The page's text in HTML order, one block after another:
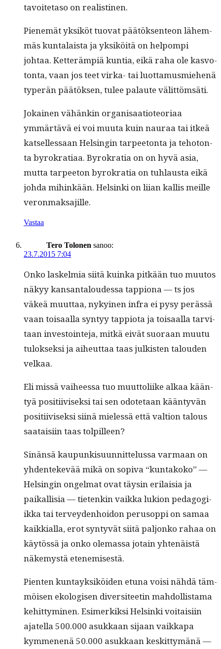
tavoite­ta­so on realistinen.
Pienemät yksiköt tuo­vat päätök­sen­teon lähem­
mäs kun­ta­laista ja yksiköitä on helpom­pi
johtaa. Ket­terämpiä kun­tia, eikä raha ole kasvo­
ton­ta, vaan jos teet vir­ka- tai luot­ta­mus­miehenä
type­r­än päätök­sen, tulee palaute välittömsäti.
Jokainen vähänkin organ­isaa­tio­teo­ri­aa
ymmärtävä ei voi muu­ta kuin nau­raa tai itkeä
kat­sel­lessaan Helsin­gin tarpee­ton­ta ja teho­ton­
ta byrokra­ti­aa. Byrokra­tia on on hyvä asia,
mut­ta tarpee­ton byrokra­tia on tuh­laus­ta eikä
joh­da mihinkään. Helsin­ki on liian kallis meille
veronmaksajille.
Vastaa
Tero Tolonen sanoo:
23.7.2015 7:04
Onko laskelmia siitä kuin­ka pitkään tuo muu­tos
näkyy kansan­taloudessa tap­pi­ona — ts jos
väkeä muut­taa, nykyi­nen infra ei pysy perässä
vaan toisaal­la syn­tyy tap­pi­o­ta ja toisaal­la tarvi­
taan investoin­te­ja, mitkä eivät suo­raan muu­tu
tulok­sek­si ja aiheut­taa taas julk­isten talouden
velkaa.
Eli mis­sä vai­heessa tuo muut­toli­ike alkaa kään­
tyä posi­ti­ivisek­si tai sen odote­taan kään­tyvän
posi­ti­ivisek­si siinä mielessä että val­tion talous
saataisi­in taas tolpilleen?
Sinän­sä kaupunkisu­un­nit­telus­sa var­maan on
yhden­tekevää mikä on sopi­va “kun­takoko” —
Helsin­gin ongel­mat ovat täysin eri­laisia ja
paikallisia — tietenkin vaik­ka lukion ped­a­gogi­
ik­ka tai ter­vey­den­hoidon peru­sop­pi on samaa
kaikkial­la, erot syn­tyvät siitä paljonko rahaa on
käytössä ja onko ole­mas­sa jotain yht­enäistä
näke­mys­tä etenemisestä.
Pien­ten kun­tayk­siköi­den etu­na voisi nähdä täm­
möisen ekol­o­gisen diver­si­teetin mah­dol­lis­ta­ma
kehit­tymi­nen. Esimerkik­si Helsin­ki voitaisi­in
ajatel­la 500.000 asukkaan sijaan vaikka­pa
kymme­nenä 50.000 asukkaan keskit­tymänä —